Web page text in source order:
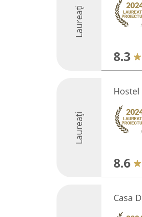
Laureați
8.3
Laureați
8.6
Casa